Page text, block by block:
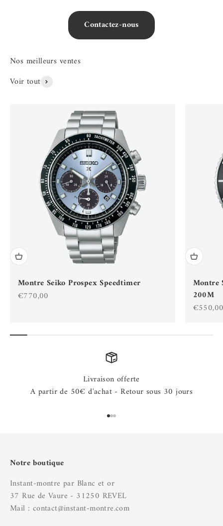
Contactez-nous
Voir tout
Montre Seiko Prospex Speedtimer
Prix de vente
€770,00
Montre
200M
Prix de
Livraison offerte
A partir de 50€ d'achat - Retour sous 30 jours
Aller à l'élément 1
Aller à l'élément 2
Aller à l'élément 3
Notre boutique
Instant-montre par Blanc et or
37 Rue de Vaure - 31250 REVEL
Mail : contact@instant-montre.com